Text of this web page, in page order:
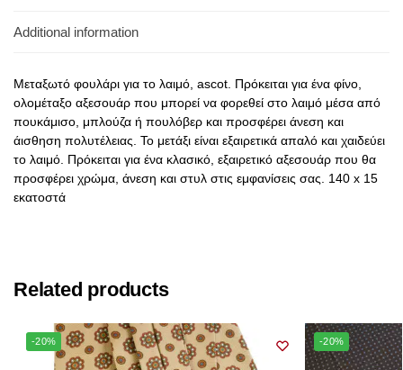
Additional information
Μεταξωτό φουλάρι για το λαιμό, ascot. Πρόκειται για ένα φίνο,
ολομέταξο αξεσουάρ που μπορεί να φορεθεί στο λαιμό μέσα από
πουκάμισο, μπλούζα ή πουλόβερ και προσφέρει άνεση και
άισθηση πολυτέλειας. Το μετάξι είναι εξαιρετικά απαλό και χαιδεύει
το λαιμό. Πρόκειται για ένα κλασικό, εξαιρετικό αξεσουάρ που θα
προσφέρει χρώμα, άνεση και στυλ στις εμφανίσεις σας. 140 x 15
εκατοστά
Related products
-20% -20%